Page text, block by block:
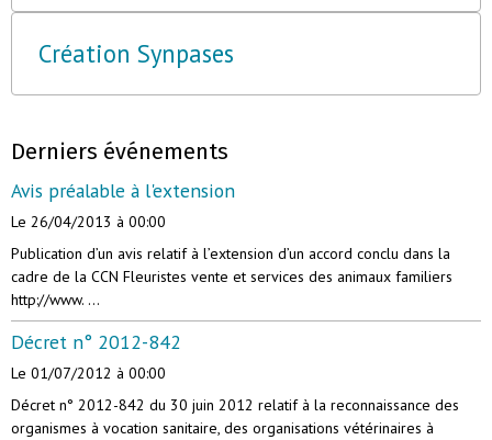
Création Synpases
Derniers événements
Avis préalable à l'extension
Le 26/04/2013 à 00:00
Publication d’un avis relatif à l’extension d’un accord conclu dans la
cadre de la CCN Fleuristes vente et services des animaux familiers
http://www. ...
Décret n° 2012-842
Le 01/07/2012 à 00:00
Décret n° 2012-842 du 30 juin 2012 relatif à la reconnaissance des
organismes à vocation sanitaire, des organisations vétérinaires à